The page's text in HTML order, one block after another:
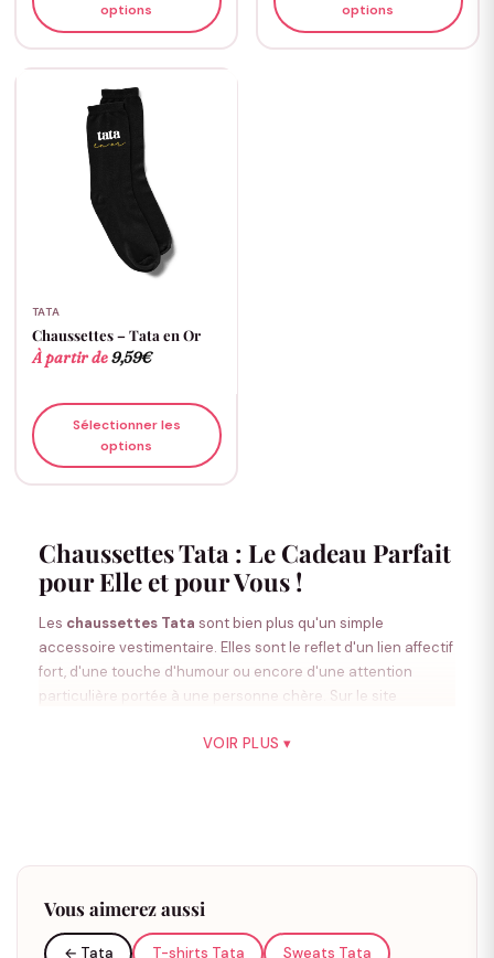
options
options
TATA
Chaussettes – Tata en Or
À partir de9,59€
Sélectionner les
options
Chaussettes Tata : Le Cadeau Parfait
pour Elle et pour Vous !
Les chaussettes Tata sont bien plus qu'un simple
accessoire vestimentaire. Elles sont le reflet d'un lien affectif
fort, d'une touche d'humour ou encore d'une attention
particulière portée à une personne chère. Sur le site
toute la famille, vous trouverez une sélection unique
VOIR PLUS ▾
Vous aimerez aussi
← Tata T-shirts Tata Sweats Tata